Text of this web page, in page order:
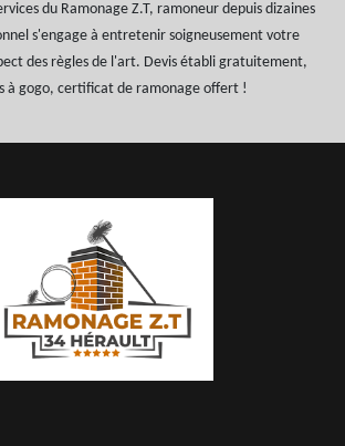
du Ramonage Z.T, ramoneur depuis dizaines
s'engage à entretenir soigneusement votre
des règles de l'art. Devis établi gratuitement,
à gogo, certificat de ramonage offert !